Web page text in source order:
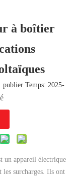
à boîtier
Temps: 2025-
un appareil électrique
surcharges. Ils ont